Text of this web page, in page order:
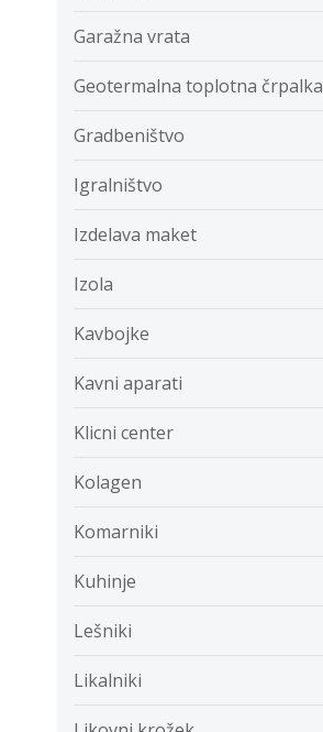
Garažna vrata
Geotermalna toplotna črpalka
Gradbeništvo
Igralništvo
Izdelava maket
Izola
Kavbojke
Kavni aparati
Klicni center
Kolagen
Komarniki
Kuhinje
Lešniki
Likalniki